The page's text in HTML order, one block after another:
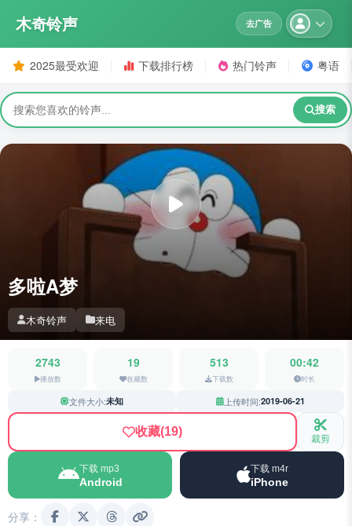
木奇铃声 去广告
2025最受欢迎 下载排行榜 热门铃声 粤语
搜索
多啦A梦
木奇铃声 来电
2743
播放数
19
收藏数
513
下载数
00:42
时长
文件大小:未知 上传时间:2019-06-21
收藏(19) 裁剪
下载 mp3
Android
下载 m4r
iPhone
分享：